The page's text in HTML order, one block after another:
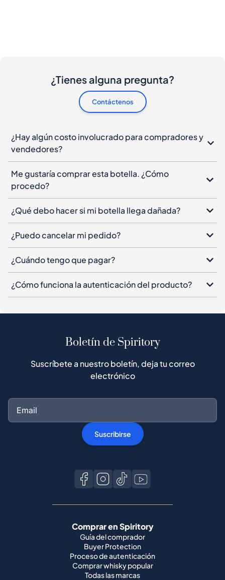
¿Tienes alguna pregunta?
Contáctenos
¿Hay algún costo involucrado para compradores y
vendedores?
Me gustaría comprar esta botella. ¿Cómo
procedo?
¿Qué debo hacer si mi botella llega dañada?
¿Puedo cancelar mi pedido?
¿Cuándo tengo que pagar?
¿Cómo funciona la autenticación del producto?
Boletín de Spiritory
Suscríbete a nuestro boletín, deja tu correo
electrónico
Suscribirse
Comprar en Spiritory
Guía del comprador
Buyer Protection
Proceso de autenticación
Comprar whisky popular
Todas las marcas